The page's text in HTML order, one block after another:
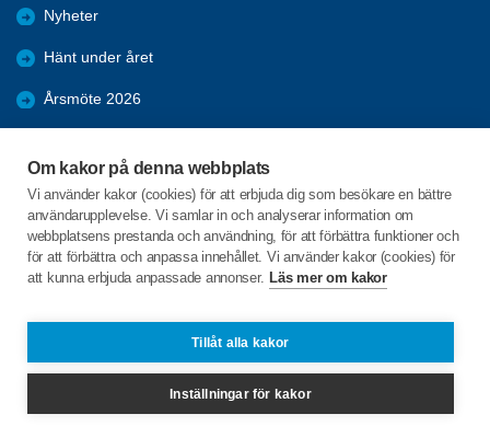
Om kakor på denna webbplats
Vi använder kakor (cookies) för att erbjuda dig som besökare en bättre
användarupplevelse. Vi samlar in och analyserar information om
webbplatsens prestanda och användning, för att förbättra funktioner och
för att förbättra och anpassa innehållet. Vi använder kakor (cookies) för
att kunna erbjuda anpassade annonser. Läs mer om kakor
Tillåt alla kakor
Inställningar för kakor
Nyheter
Hänt under året
Årsmöte 2026
Kpr möten 2025
KPR möte 2026
C/o:Ingalill Johansson
svarteborg@spfseniorerna.se